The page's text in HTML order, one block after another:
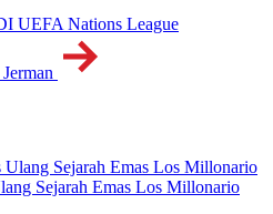
UEFA Nations League
Sejarah Emas Los Millonario